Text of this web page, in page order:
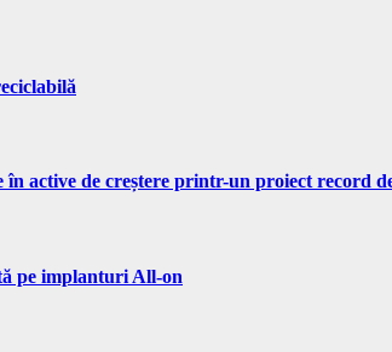
active de creștere printr-un proiect record
pe implanturi All-on